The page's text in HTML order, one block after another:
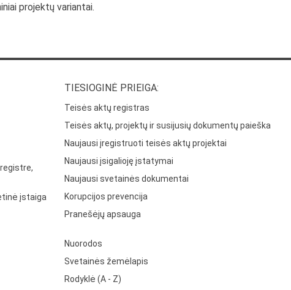
projektų variantai.
įstaiga
TIESIOGINĖ PRIEIGA:
Teisės aktų registras
Teisės aktų, projektų ir susijusių dokumentų paieška
Naujausi įregistruoti teisės aktų projektai
Naujausi įsigalioję įstatymai
Naujausi svetainės dokumentai
Korupcijos prevencija
Pranešėjų apsauga
Nuorodos
Svetainės žemėlapis
Rodyklė (A - Z)